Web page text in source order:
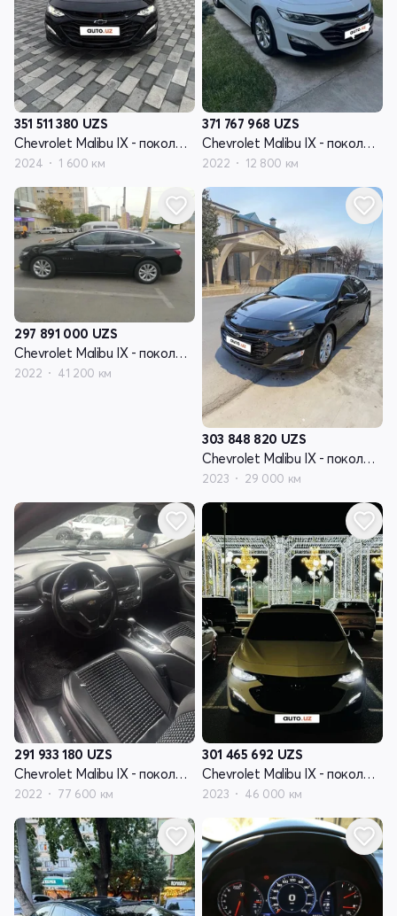
351 511 380 UZS
Chevrolet Malibu IX - поколение рестайлинг
2024 1 600 км
371 767 968 UZS
Chevrolet Malibu IX - поколение рестайлинг
2022 12 800 км
297 891 000 UZS
Chevrolet Malibu IX - поколение рестайлинг
2022 41 200 км
303 848 820 UZS
Chevrolet Malibu IX - поколение рестайлинг
2023 29 000 км
291 933 180 UZS
Chevrolet Malibu IX - поколение рестайлинг
2022 77 600 км
301 465 692 UZS
Chevrolet Malibu IX - поколение рестайлинг
2023 46 000 км